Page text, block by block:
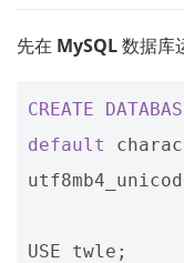
先在 MySQL数据库
CREATE
default
USE twle ;